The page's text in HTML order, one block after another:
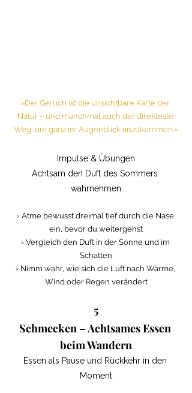
»Der Geruch ist die unsichtbare Karte der
Natur – und manchmal auch der direkteste
Weg, um ganz im Augenblick anzukommen.«
Impulse & Übungen
Achtsam den Duft des Sommers
wahrnehmen
› Atme bewusst dreimal tief durch die Nase
ein, bevor du weitergehst
› Vergleich den Duft in der Sonne und im
Schatten
› Nimm wahr, wie sich die Luft nach Wärme,
Wind oder Regen verändert
5
Schmecken – Achtsames Essen
beim Wandern
Essen als Pause und Rückkehr in den
Moment